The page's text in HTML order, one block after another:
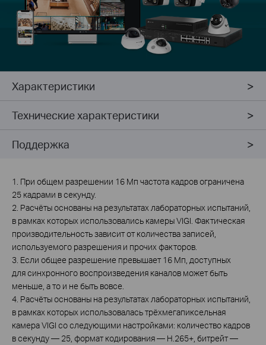
Характеристики
Технические характеристики
Поддержка
1. При общем разрешении 16 Мп частота кадров ограничена
25 кадрами в секунду.
2. Расчёты основаны на результатах лабораторных испытаний,
в рамках которых использовались камеры VIGI. Фактическая
производительность зависит от количества записей,
используемого разрешения и прочих факторов.
3. Если общее разрешение превышает 16 Мп, доступных
для синхронного воспроизведения каналов может быть
меньше, а то и не быть вовсе.
4. Расчёты основаны на результатах лабораторных испытаний,
в рамках которых использовалась трёхмегапиксельная
камера VIGI со следующими настройками: количество кадров
в секунду — 25, формат кодирования — H.265+, битрейт —